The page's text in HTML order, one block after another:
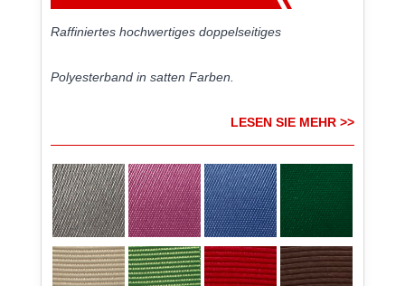
Raffiniertes hochwertiges doppelseitiges
Polyesterband in satten Farben.
LESEN SIE MEHR >>